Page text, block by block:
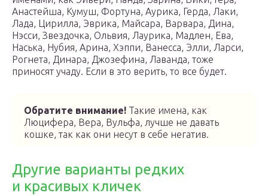
Анастейша, Кумуш, Фортуна, Аурика, Герда, Лаки,
Лада, Цирилла, Эврика, Майсара, Варвара, Дина,
Нэсси, Звездочка, Ольвия, Лаурика, Мадлен, Ева,
Наська, Нубия, Арина, Хэппи, Ванесса, Элли, Ларси,
Рогнета, Динара, Джозефина, Лаванда, тоже
приносят учаду. Если в это верить, то все будет.
Обратите внимание! Такие имена, как
Люцифера, Вера, Вульфа, лучше не давать
кошке, так как они несут в себе негатив.
Другие варианты редких
и красивых кличек